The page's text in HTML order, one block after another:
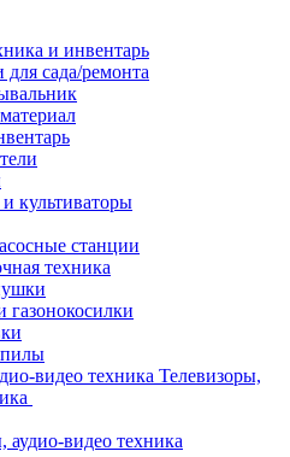
и инвентарь
сада/ремонта
культиваторы
станции
техника
Телевизоры,
аудио-видео техника